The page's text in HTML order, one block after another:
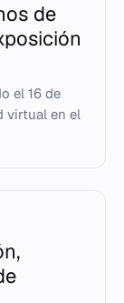
de
el 16 de
virtual en el